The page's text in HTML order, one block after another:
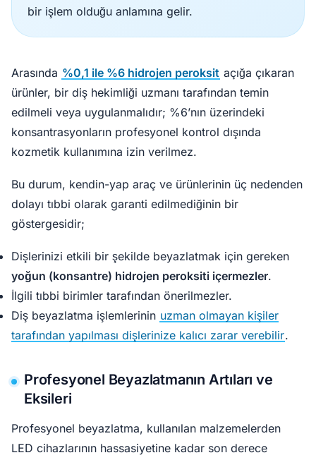
bir işlem olduğu anlamına gelir.
Arasında %0,1 ile %6 hidrojen peroksit açığa çıkaran
ürünler, bir diş hekimliği uzmanı tarafından temin
edilmeli veya uygulanmalıdır; %6’nın üzerindeki
konsantrasyonların profesyonel kontrol dışında
kozmetik kullanımına izin verilmez.
Bu durum, kendin-yap araç ve ürünlerinin üç nedenden
dolayı tıbbi olarak garanti edilmediğinin bir
göstergesidir;
Dişlerinizi etkili bir şekilde beyazlatmak için gereken
yoğun (konsantre) hidrojen peroksiti içermezler.
İlgili tıbbi birimler tarafından önerilmezler.
Diş beyazlatma işlemlerinin uzman olmayan kişiler
tarafından yapılması dişlerinize kalıcı zarar verebilir.
Profesyonel Beyazlatmanın Artıları ve
Eksileri
Profesyonel beyazlatma, kullanılan malzemelerden
LED cihazlarının hassasiyetine kadar son derece